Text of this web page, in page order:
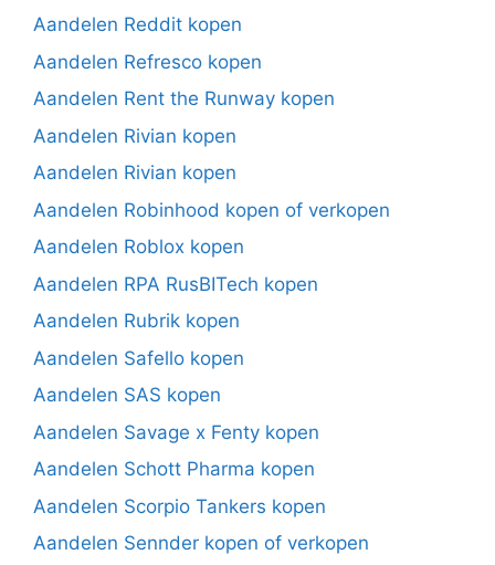
Aandelen Reddit kopen
Aandelen Refresco kopen
Aandelen Rent the Runway kopen
Aandelen Rivian kopen
Aandelen Rivian kopen
Aandelen Robinhood kopen of verkopen
Aandelen Roblox kopen
Aandelen RPA RusBITech kopen
Aandelen Rubrik kopen
Aandelen Safello kopen
Aandelen SAS kopen
Aandelen Savage x Fenty kopen
Aandelen Schott Pharma kopen
Aandelen Scorpio Tankers kopen
Aandelen Sennder kopen of verkopen